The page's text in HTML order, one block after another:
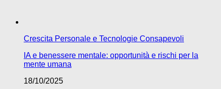
Crescita Personale e Tecnologie Consapevoli
IA e benessere mentale: opportunità e rischi per la
mente umana
18/10/2025